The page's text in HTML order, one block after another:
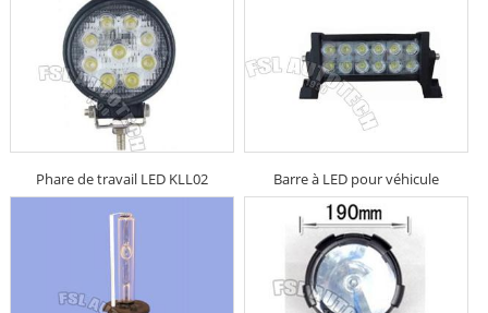
Phare de travail LED KLL02 Barre à LED pour véhicule